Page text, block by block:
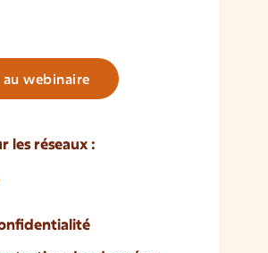
au webinaire
les réseaux :